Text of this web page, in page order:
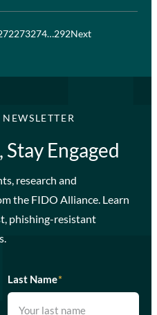
273274…292Next
Engaged
research and
the FIDO Alliance. Learn
phishing-resistant
Last Name*